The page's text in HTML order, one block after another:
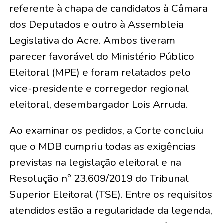
referente à chapa de candidatos à Câmara
dos Deputados e outro à Assembleia
Legislativa do Acre. Ambos tiveram
parecer favorável do Ministério Público
Eleitoral (MPE) e foram relatados pelo
vice-presidente e corregedor regional
eleitoral, desembargador Lois Arruda.
Ao examinar os pedidos, a Corte concluiu
que o MDB cumpriu todas as exigências
previstas na legislação eleitoral e na
Resolução nº 23.609/2019 do Tribunal
Superior Eleitoral (TSE). Entre os requisitos
atendidos estão a regularidade da legenda,